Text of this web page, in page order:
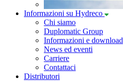
Informazioni su Hydreco
Chi siamo
Duplomatic Group
Informazioni e download
News ed eventi
Carriere
Contattaci
Distributori